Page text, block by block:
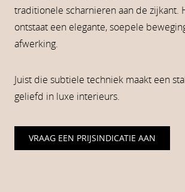
traditionele scharnieren aan de zijkant.
ontstaat een elegante, soepele
afwerking.
Juist die subtiele techniek maakt een
geliefd in luxe interieurs.
VRAAG EEN PRIJSINDICATIE AAN